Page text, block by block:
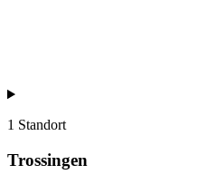
1 Standort
Trossingen